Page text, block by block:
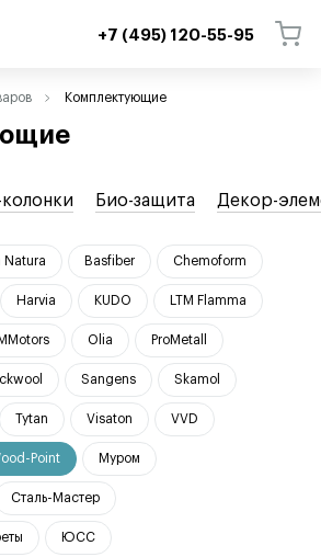
+7 (495) 120-55-95
Комплектующие
Био-защита Декор-
Natura Basfiber Chemoform
Harvia KUDO LTM Flamma
MMotors Olia ProMetall
Sangens Skamol
Tytan Visaton VVD
Point Муром
Сталь-Мастер
ЮСС